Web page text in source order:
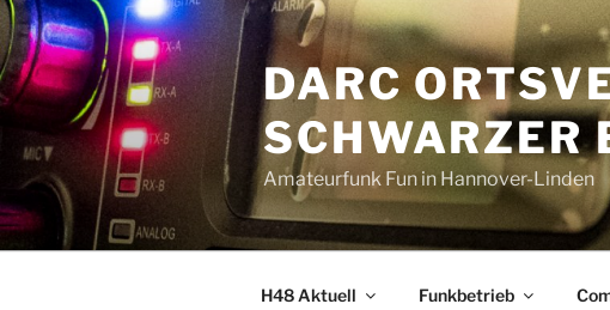
Zum
Inhalt
springen
DARC
SCHWARZER
Amateurfunk Fun in Hannover-Linden
H48 Aktuell Funkbetrieb